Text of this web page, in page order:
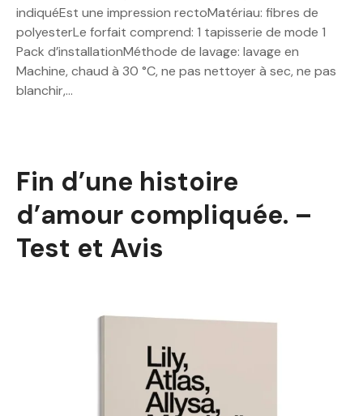
indiquéEst une impression rectoMatériau: fibres de
polyesterLe forfait comprend: 1 tapisserie de mode 1
Pack d’installationMéthode de lavage: lavage en
Machine, chaud à 30 °C, ne pas nettoyer à sec, ne pas
blanchir,…
Fin d’une histoire
d’amour compliquée. –
Test et Avis